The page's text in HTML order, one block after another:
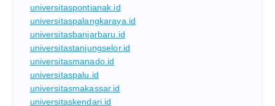
universitaspontianak.id
universitaspalangkaraya.id
universitasbanjarbaru.id
universitastanjungselor.id
universitasmanado.id
universitaspalu.id
universitasmakassar.id
universitaskendari.id